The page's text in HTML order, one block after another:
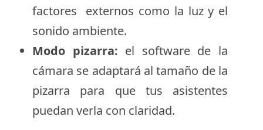
factores externos como la luz y el
sonido ambiente.
Modo pizarra: el software de la
cámara se adaptará al tamaño de la
pizarra para que tus asistentes
puedan verla con claridad.